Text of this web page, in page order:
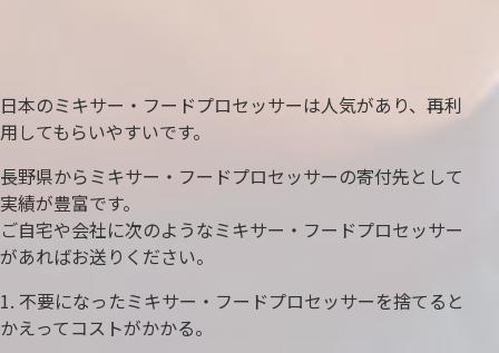
日本のミキサー・フードプロセッサーは人気があり、再利
用してもらいやすいです。
長野県からミキサー・フードプロセッサーの寄付先として
実績が豊富です。
ご自宅や会社に次のようなミキサー・フードプロセッサー
があればお送りください。
不要になったミキサー・フードプロセッサーを捨てると
かえってコストがかかる。